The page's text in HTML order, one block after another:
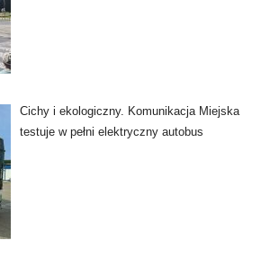
Cichy i ekologiczny. Komunikacja Miejska
testuje w pełni elektryczny autobus